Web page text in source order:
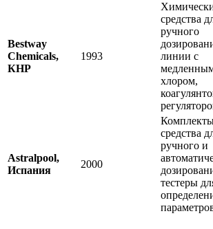
Bestway
Chemicals,
КНР
1993
средства
ручного
линии с
хлором,
Astralpool,
Испания
2000
средства
ручного и
тестеры